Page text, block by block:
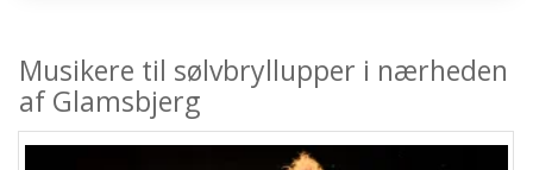
Musikere til sølvbryllupper i nærheden
af Glamsbjerg